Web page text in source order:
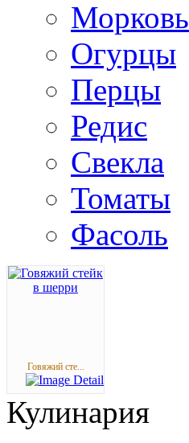
Морковь
Огурцы
Перцы
Редис
Свекла
Томаты
Фасоль
Говяжий сте...
Кулинария